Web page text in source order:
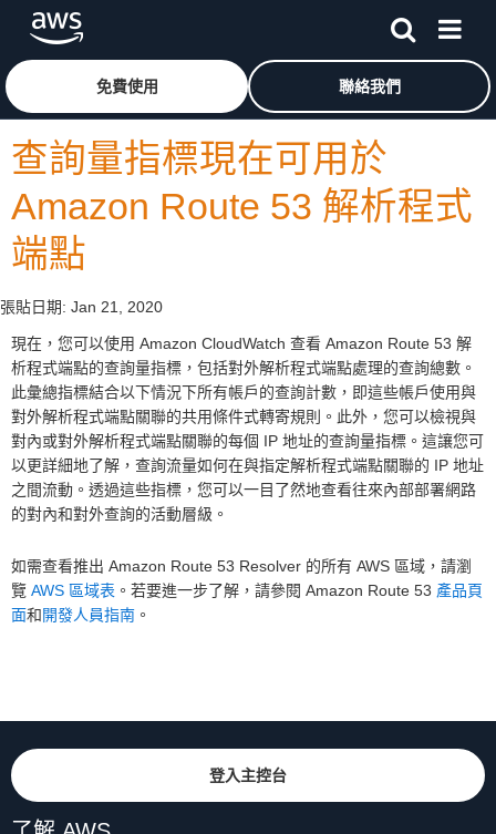
跳至主要內容按一下這裡可返回 Amazon Web Services 首頁
免費使用 聯絡我們
查詢量指標現在可用於
Amazon Route 53 解析程式
端點
張貼日期: Jan 21, 2020
現在，您可以使用 Amazon CloudWatch 查看 Amazon Route 53 解
析程式端點的查詢量指標，包括對外解析程式端點處理的查詢總數。
此彙總指標結合以下情況下所有帳戶的查詢計數，即這些帳戶使用與
對外解析程式端點關聯的共用條件式轉寄規則。此外，您可以檢視與
對內或對外解析程式端點關聯的每個 IP 地址的查詢量指標。這讓您可
以更詳細地了解，查詢流量如何在與指定解析程式端點關聯的 IP 地址
之間流動。透過這些指標，您可以一目了然地查看往來內部部署網路
的對內和對外查詢的活動層級。
如需查看推出 Amazon Route 53 Resolver 的所有 AWS 區域，請瀏
覽 AWS 區域表 。若要進一步了解，請參閱 Amazon Route 53 產品頁
面和開發人員指南 。
登入主控台